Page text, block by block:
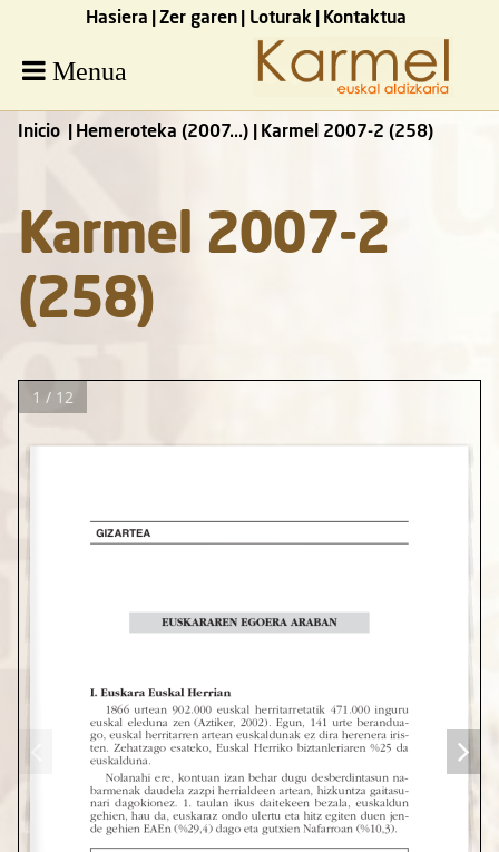
Hasiera Zer garen Loturak Kontaktua
Menua
Inicio Hemeroteka (2007...) Karmel 2007-2 (258)
Karmel 2007-2
(258)
1 / 12